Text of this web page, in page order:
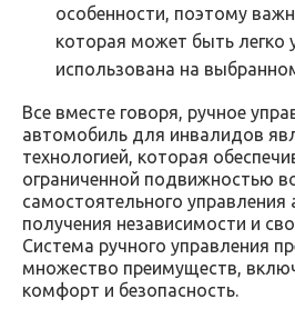
особенности, поэтому
которая может быть легко
использована на
Все вместе говоря, ручное
автомобиль для инвалидов
технологией, которая
ограниченной подвижностью
самостоятельного
получения независимости и
Система ручного управления
множество преимуществ,
комфорт и безопасность.